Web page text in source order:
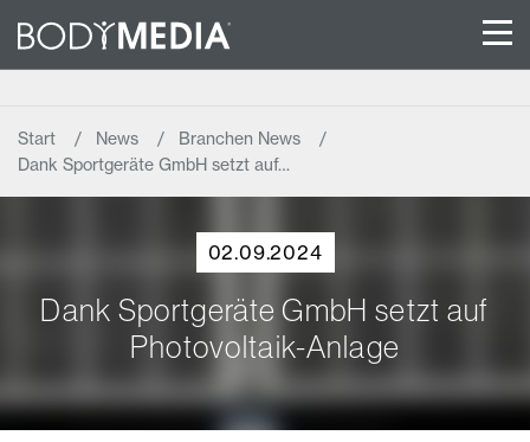
Start News
Branchen News
Dank Sportgeräte GmbH setzt auf…
02.09.2024
Dank Sportgeräte GmbH setzt auf
Photovoltaik-Anlage